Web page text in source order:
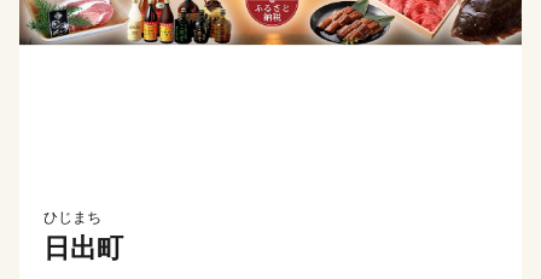
ひじまち
日出町